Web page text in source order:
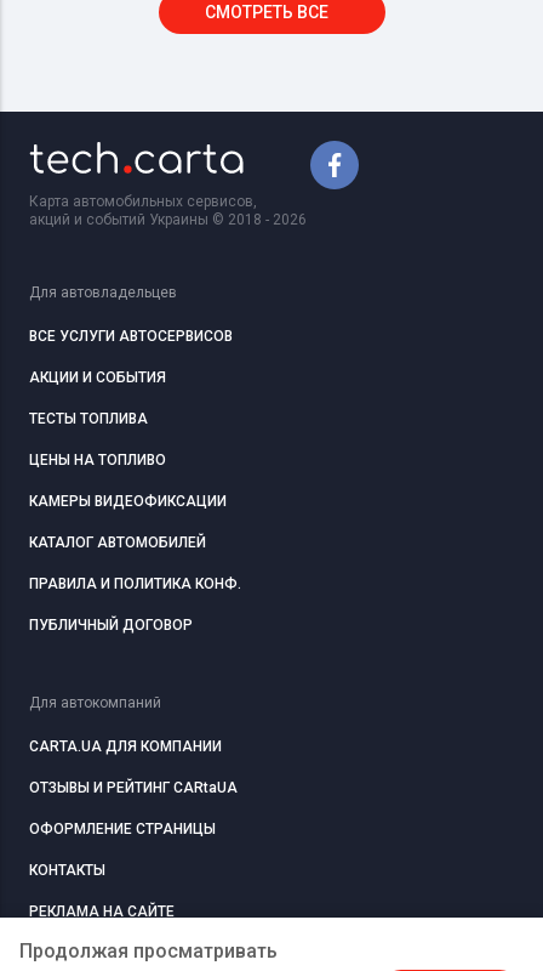
СМОТРЕТЬ ВСЕ
Продолжая просматривать
Карта автомобильных сервисов,
акций и событий Украины © 2018 - 2026
Для автовладельцев
ВСЕ УСЛУГИ АВТОСЕРВИСОВ
АКЦИИ И СОБЫТИЯ
ТЕСТЫ ТОПЛИВА
ЦЕНЫ НА ТОПЛИВО
КАМЕРЫ ВИДЕОФИКСАЦИИ
КАТАЛОГ АВТОМОБИЛЕЙ
ПРАВИЛА И ПОЛИТИКА КОНФ.
ПУБЛИЧНЫЙ ДОГОВОР
Для автокомпаний
CARTA.UA ДЛЯ КОМПАНИИ
ОТЗЫВЫ И РЕЙТИНГ CARtaUA
ОФОРМЛЕНИЕ СТРАНИЦЫ
КОНТАКТЫ
РЕКЛАМА НА САЙТЕ